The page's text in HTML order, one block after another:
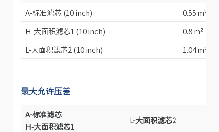
A-标准滤芯 (10 inch)
0.55 m²
H-大面积滤芯1 (10 inch)
0.8 m²
L-大面积滤芯2 (10 inch)
1.04 m²
最大允许压差
A-标准滤芯
H-大面积滤芯1
L-大面积滤芯2